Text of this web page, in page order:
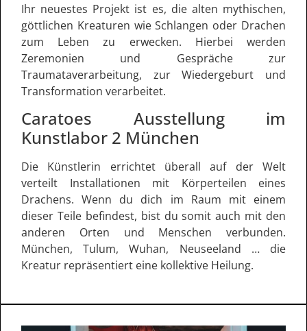
Ihr neuestes Projekt ist es, die alten mythischen,
göttlichen Kreaturen wie Schlangen oder Drachen
zum Leben zu erwecken. Hierbei werden
Zeremonien und Gespräche zur
Traumataverarbeitung, zur Wiedergeburt und
Transformation verarbeitet.
Caratoes Ausstellung im
Kunstlabor 2 München
Die Künstlerin errichtet überall auf der Welt
verteilt Installationen mit Körperteilen eines
Drachens. Wenn du dich im Raum mit einem
dieser Teile befindest, bist du somit auch mit den
anderen Orten und Menschen verbunden.
München, Tulum, Wuhan, Neuseeland … die
Kreatur repräsentiert eine kollektive Heilung.